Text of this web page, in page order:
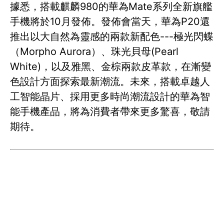
據悉，搭載麒麟980的華為Mate系列全新旗艦
手機將於10月發佈。發佈會當天，華為P20還
推出以大自然為靈感的兩款新配色---極光閃蝶
（Morpho Aurora）、珠光貝母(Pearl
White)，以及雅黑、金棕兩款皮革款，在漸變
色設計方面探索最新潮流。未來，搭載卓越人
工智能晶片、採用更多時尚潮流設計的華為智
能手機產品，將為消費者帶來更多驚喜，敬請
期待。